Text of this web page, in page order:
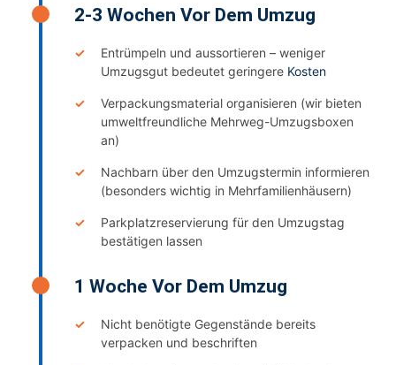
2-3 Wochen Vor Dem Umzug
Entrümpeln und aussortieren – weniger
Umzugsgut bedeutet geringere Kosten
Verpackungsmaterial organisieren (wir bieten
umweltfreundliche Mehrweg-Umzugsboxen
an)
Nachbarn über den Umzugstermin informieren
(besonders wichtig in Mehrfamilienhäusern)
Parkplatzreservierung für den Umzugstag
bestätigen lassen
1 Woche Vor Dem Umzug
Nicht benötigte Gegenstände bereits
verpacken und beschriften